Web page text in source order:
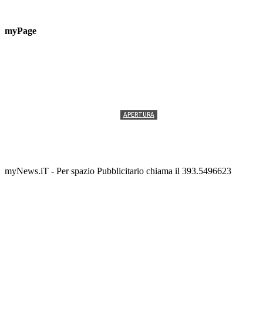
myPage
APERTURA
myNews.iT - Per spazio Pubblicitario chiama il 393.5496623